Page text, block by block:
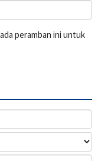
peramban ini untuk